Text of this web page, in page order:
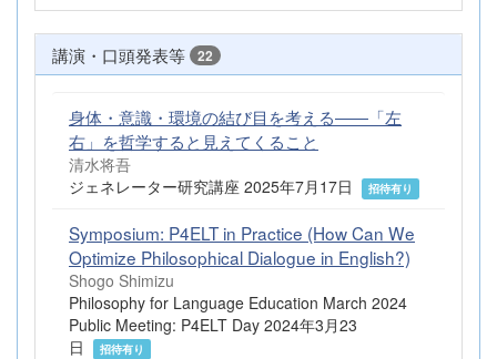
講演・口頭発表等 22
身体・意識・環境の結び目を考える――「左
右」を哲学すると見えてくること
清水将吾
ジェネレーター研究講座 2025年7月17日
招待有り
Symposium: P4ELT in Practice (How Can We
Optimize Philosophical Dialogue in English?)
Shogo Shimizu
Philosophy for Language Education March 2024
Public Meeting: P4ELT Day 2024年3月23
日
招待有り